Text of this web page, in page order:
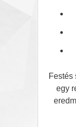
Festés
egy